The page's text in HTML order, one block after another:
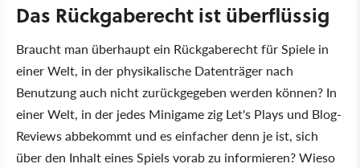
Das Rückgaberecht ist überflüssig
Braucht man überhaupt ein Rückgaberecht für Spiele in
einer Welt, in der physikalische Datenträger nach
Benutzung auch nicht zurückgegeben werden können? In
einer Welt, in der jedes Minigame zig Let's Plays und Blog-
Reviews abbekommt und es einfacher denn je ist, sich
über den Inhalt eines Spiels vorab zu informieren? Wieso